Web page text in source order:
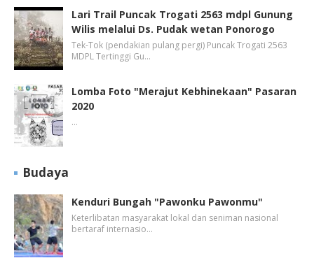
Lari Trail Puncak Trogati 2563 mdpl Gunung
Wilis melalui Ds. Pudak wetan Ponorogo
Tek-Tok (pendakian pulang pergi) Puncak Trogati 2563
MDPL Tertinggi Gu…
Lomba Foto "Merajut Kebhinekaan" Pasaran
2020
…
Budaya
Kenduri Bungah "Pawonku Pawonmu"
Keterlibatan masyarakat lokal dan seniman nasional
bertaraf internasio…